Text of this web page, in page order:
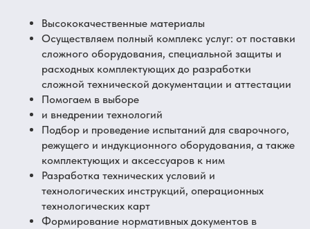
Высококачественные материалы
Осуществляем полный комплекс услуг: от поставки
сложного оборудования, специальной защиты и
расходных комплектующих до разработки
сложной технической документации и аттестации
Помогаем в выборе
и внедрении технологий
Подбор и проведение испытаний для сварочного,
режущего и индукционного оборудования, а также
комплектующих и аксессуаров к ним
Разработка технических условий и
технологических инструкций, операционных
технологических карт
Формирование нормативных документов в